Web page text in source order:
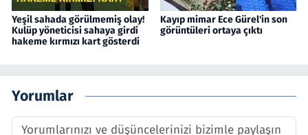
Yeşil sahada görülmemiş olay!
Kulüp yöneticisi sahaya girdi
hakeme kırmızı kart gösterdi
Kayıp mimar Ece Gürel'in son
görüntüleri ortaya çıktı
Yorumlar